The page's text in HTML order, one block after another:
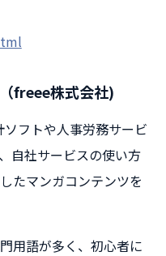
freee株式会社)
フトや人事労務サービ
自社サービスの使い方
たマンガコンテンツを
用語が多く、初心者に